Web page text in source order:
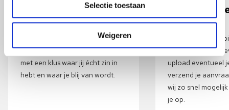
Selectie toestaan
Weigeren
Vacature bekijken
Lees eerst de vacature op je
gemak door. We vinden het
belangrijk dat je aan de slag gaat
met een klus waar jij écht zin in
hebt en waar je blij van wordt.
Laat je
achter
Past de vacature
zo! Vul snel je
upload eventueel
verzend je
wij zo snel
je op.